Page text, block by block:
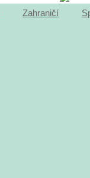
Zahraničí